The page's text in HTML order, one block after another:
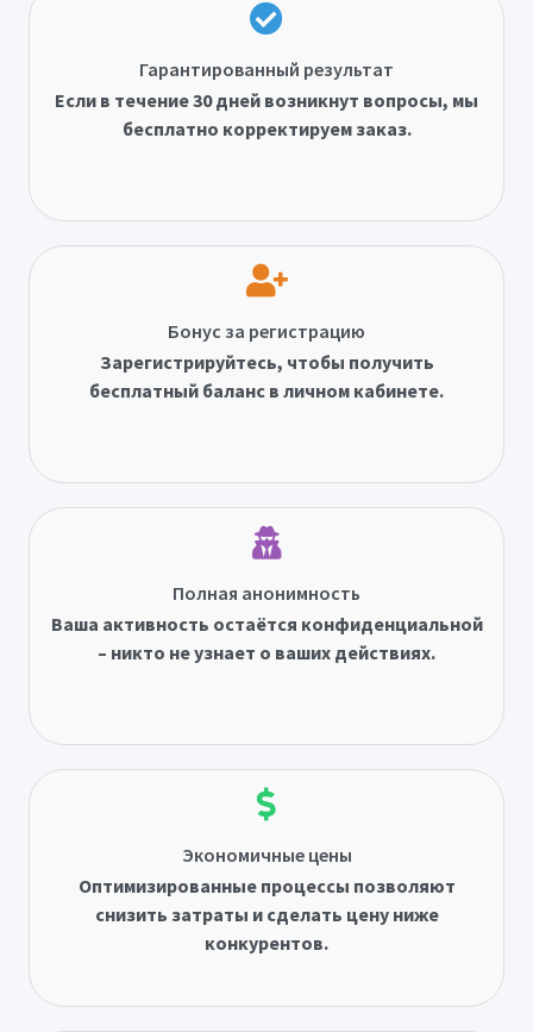
Гарантированный результат
Если в течение 30 дней возникнут вопросы, мы
бесплатно корректируем заказ.
Бонус за регистрацию
Зарегистрируйтесь, чтобы получить
бесплатный баланс в личном кабинете.
Полная анонимность
Ваша активность остаётся конфиденциальной
– никто не узнает о ваших действиях.
Экономичные цены
Оптимизированные процессы позволяют
снизить затраты и сделать цену ниже
конкурентов.